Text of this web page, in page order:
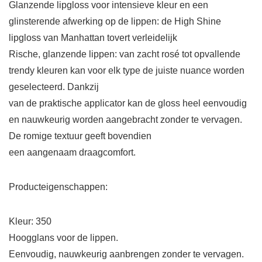
Glanzende lipgloss voor intensieve kleur en een
glinsterende afwerking op de lippen: de High Shine
lipgloss van Manhattan tovert verleidelijk
Rische, glanzende lippen: van zacht rosé tot opvallende
trendy kleuren kan voor elk type de juiste nuance worden
geselecteerd. Dankzij
van de praktische applicator kan de gloss heel eenvoudig
en nauwkeurig worden aangebracht zonder te vervagen.
De romige textuur geeft bovendien
een aangenaam draagcomfort.
Producteigenschappen:
Kleur: 350
Hoogglans voor de lippen.
Eenvoudig, nauwkeurig aanbrengen zonder te vervagen.